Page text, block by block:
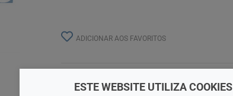
ADICIONAR AOS FAVORITOS
ESTE WEBSITE UTILIZA COOKIES